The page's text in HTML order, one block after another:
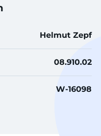
Helmut Zepf
08.910.02
W-16098